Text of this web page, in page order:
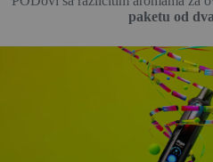
paketu od